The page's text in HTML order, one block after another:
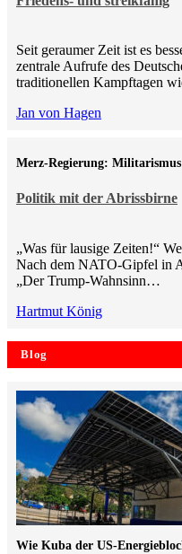
Seit geraumer Zeit ist es
zentrale Aufrufe des
traditionellen Kampftagen
Jan von Hagen
Politik mit der Abrissbirne
Merz-Regierung: Militarismus
„Was für lausige Zeiten!“
Nach dem NATO-Gipfel in
„Der Trump-Wahnsinn…
Hartmut König
Blog
Wie Kuba der US-